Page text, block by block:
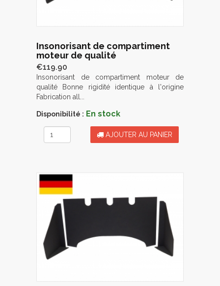
Insonorisant de compartiment
moteur de qualité
€119.90
Insonorisant de compartiment moteur de
qualité Bonne rigidité identique à l'origine
Fabrication all...
Disponibilité : En stock
AJOUTER AU PANIER